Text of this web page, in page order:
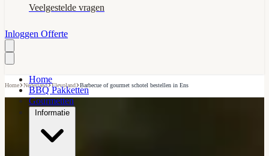
Veelgestelde vragen
Inloggen Offerte
Home
BBQ Pakketten
Gourmetten
Informatie
Home›Nederland›Flevoland›Barbecue of gourmet schotel bestellen in Ens